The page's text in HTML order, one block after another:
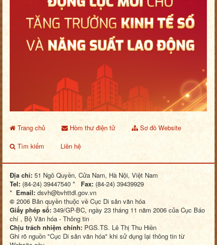
Hòm thư điện tử
Tìm kiếm
Liên hệ
Địa chỉ: 51 Ngô Quyền, Cửa Nam, Hà Nội, Việt Nam
Tel:(84-24) 39447540 *Fax:(84-24) 39439929
*Email:dsvh@bvhttdl.gov.vn
©2006 Bản quyền thuộc về Cục Di sản văn hóa
Giấy phép số:349/GP-BC, ngày 23 tháng 11 năm 2006 của Cục Báo